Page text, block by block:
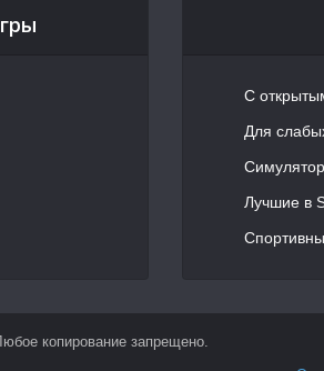
С
Для
Лучшие в
копирование запрещено.